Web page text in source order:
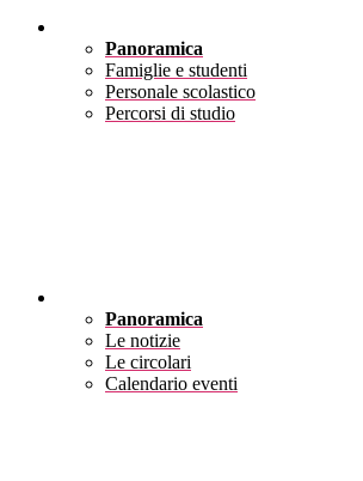
Panoramica
Famiglie e studenti
Personale scolastico
Percorsi di studio
Panoramica
Le notizie
Le circolari
Calendario eventi